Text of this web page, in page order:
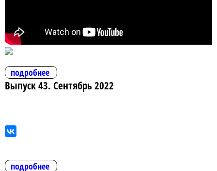
подробнее
Выпуск 43. Сентябрь 2022
подробнее